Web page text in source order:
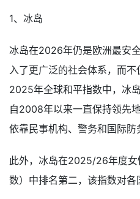
1、冰岛
冰岛在2026年仍是欧洲最安
入了更广泛的社会体系，而
2025年全球和平指数中，冰
自2008年以来一直保持领先
依靠民事机构、警务和国际防
此外，冰岛在2025/26年度
数）中排名第二，该指数对各